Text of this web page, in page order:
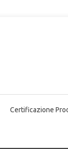
Certificazione